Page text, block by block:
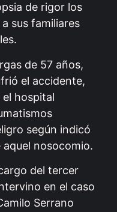
de rigor los
sus familiares
de 57 años,
el accidente,
hospital
según indicó
nosocomio.
del tercer
en el caso
Serrano